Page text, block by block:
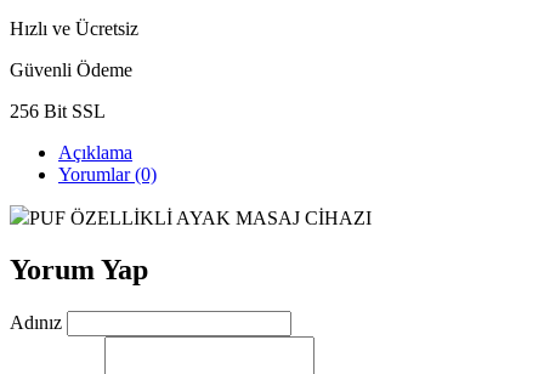
Hızlı ve Ücretsiz
Güvenli Ödeme
256 Bit SSL
Açıklama
Yorumlar (0)
PUF ÖZELLİKLİ AYAK MASAJ CİHAZI
Yorum Yap
Adınız